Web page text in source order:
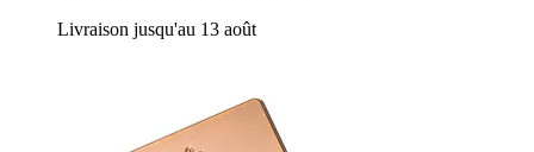
Livraison jusqu'au 13 août